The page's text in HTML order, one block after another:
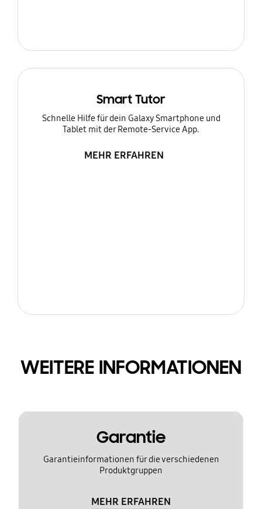
Smart Tutor
Schnelle Hilfe für dein Galaxy Smartphone und
Tablet mit der Remote-Service App.
MEHR ERFAHREN
WEITERE INFORMATIONEN
Garantie
Garantieinformationen für die verschiedenen
Produktgruppen
MEHR ERFAHREN